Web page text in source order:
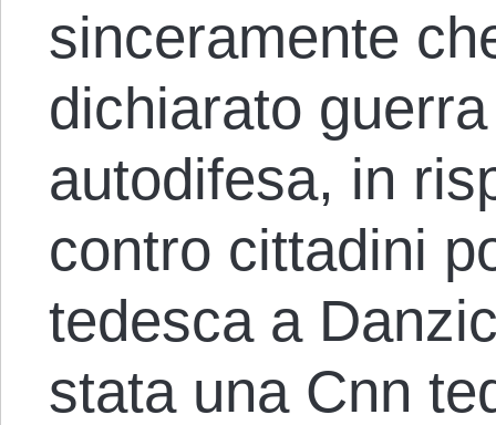
sinceramente
dichiarato
autodifesa, in
contro cittadini
tedesca a
stata una Cnn